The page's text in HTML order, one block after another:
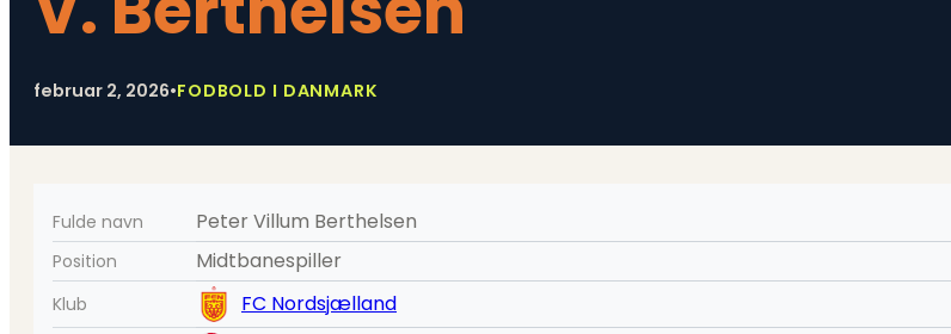
februar 2, 2026•FODBOLD I DANMARK
Fulde navn Peter Villum Berthelsen
Position Midtbanespiller
Klub FC Nordsjælland